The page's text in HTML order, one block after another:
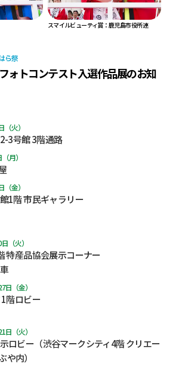
スマイルビューティ賞：鹿児島市役所連
ら祭
ォトコンテスト入選作品展のお知
火）
3号館 3階通路
月）
金）
1階 市民ギャラリー
（火）
特産品協会展示コーナー
日（金）
階ロビー
日（火）
ロビー（渋谷マークシティ4階 クリエー
や内）